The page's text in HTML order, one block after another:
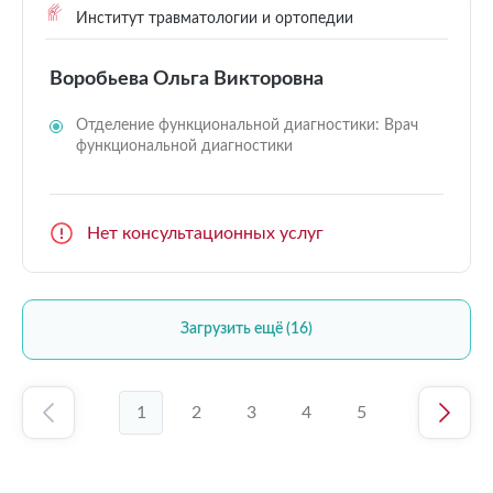
Институт травматологии и ортопедии
Воробьева Ольга Викторовна
Отделение функциональной диагностики: Врач
функциональной диагностики
Нет консультационных услуг
Загрузить ещё (16)
1 2 3 4 5